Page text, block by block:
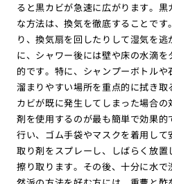
ると黒カビが急速に広がります。
な方法は、換気を徹底することで
り、換気扇を回したりして湿気を
に、シャワー後には壁や床の水滴
的です。特に、シャンプーボトル
溜まりやすい場所を重点的に拭き
カビが既に発生してしまった場合
剤を使用するのが最も簡単で効果
行い、ゴム手袋やマスクを着用し
取り剤をスプレーし、しばらく放
擦り取ります。その後、十分に水